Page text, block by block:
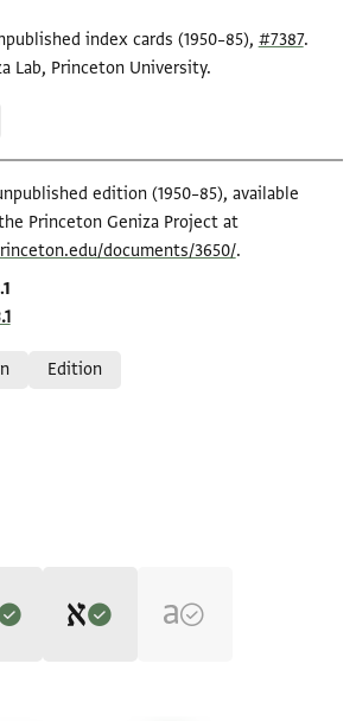
index cards (1950–85), #7387.
Lab, Princeton University.
edition (1950–85), available
Princeton Geniza Project at
documents/3650/.
Edition